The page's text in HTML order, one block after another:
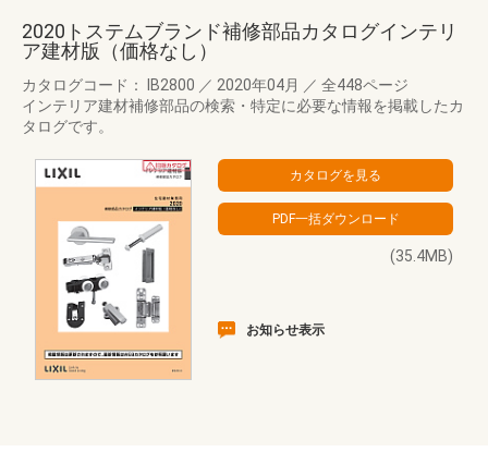
2020トステムブランド補修部品カタログインテリ
ア建材版（価格なし）
カタログコード： IB2800 ／ 2020年04月 ／ 全448ページ
インテリア建材補修部品の検索・特定に必要な情報を掲載したカ
タログです。
(35.4MB)
お知らせ表示